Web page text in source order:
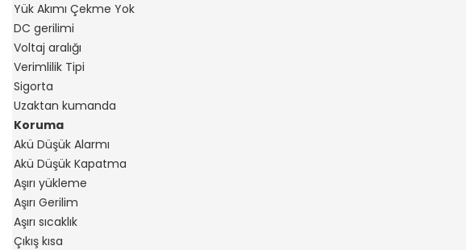
Yük Akımı Çekme Yok
DC gerilimi
Voltaj aralığı
Verimlilik Tipi
Sigorta
Uzaktan kumanda
Koruma
Akü Düşük Alarmı
Akü Düşük Kapatma
Aşırı yükleme
Aşırı Gerilim
Aşırı sıcaklık
Çıkış kısa